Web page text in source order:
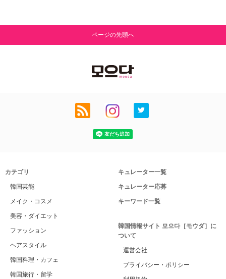
ページの先頭へ
カテゴリ
韓国芸能
メイク・コスメ
美容・ダイエット
ファッション
ヘアスタイル
韓国料理・カフェ
韓国旅行・留学
キュレーター一覧
キュレーター応募
キーワード一覧
韓国情報サイト 모으다［モウダ］に
ついて
運営会社
プライバシー・ポリシー